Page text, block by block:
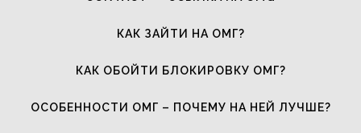
КАК ЗАЙТИ НА ОМГ?
КАК ОБОЙТИ БЛОКИРОВКУ ОМГ?
ОСОБЕННОСТИ ОМГ – ПОЧЕМУ НА НЕЙ ЛУЧШЕ?